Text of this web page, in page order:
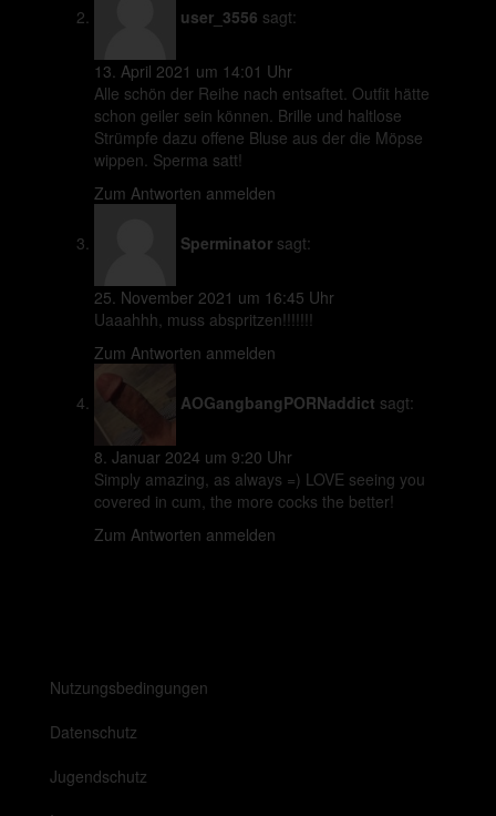
user_3556 sagt:
13. April 2021 um 14:01 Uhr
Alle schön der Reihe nach entsaftet. Outfit hätte
schon geiler sein können. Brille und haltlose
Strümpfe dazu offene Bluse aus der die Möpse
wippen. Sperma satt!
Zum Antworten anmelden
Sperminator sagt:
25. November 2021 um 16:45 Uhr
Uaaahhh, muss abspritzen!!!!!!!
Zum Antworten anmelden
AOGangbangPORNaddict sagt:
8. Januar 2024 um 9:20 Uhr
Simply amazing, as always =) LOVE seeing you
covered in cum, the more cocks the better!
Zum Antworten anmelden
Nutzungsbedingungen
Datenschutz
Jugendschutz